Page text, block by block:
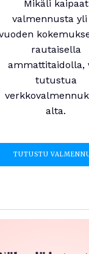
Mikäli kaipaat
valmennusta yli
rautaisella
ammattitaidolla,
tutustua
alta.
TUTUSTU